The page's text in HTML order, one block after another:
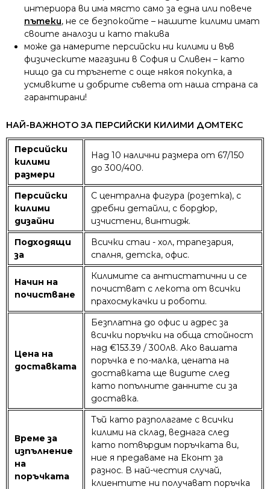
интериора ви има място само за една или повече
пътеки, не се безпокойте – нашите килими имат
своите аналози и като такива
може да намерите персийски ни килими и във
физическите магазини в София и Сливен – като
нищо да си тръгнете с още някоя покупка, а
усмивките и добрите съвета от наша страна са
гарантирани!
НАЙ-ВАЖНОТО ЗА ПЕРСИЙСКИ КИЛИМИ ДОМТЕКС
Персийски
килими
размери
Над 10 налични размера от 67/150
до 300/400.
Персийски
килими
дизайни
С централна фигура (розетка), с
дребни детайли, с бордюр,
изчистени, винтидж.
Подходящи
за
Всички стаи - хол, трапезария,
спалня, детска, офис.
Начин на
почистване
Килимите са антистатични и се
почистват с лекота от всички
прахосмукачки и роботи.
Цена на
доставката
Безплатна до офис и адрес за
всички поръчки на обща стойност
над €153.39 / 300лв. Ако вашата
поръчка е по-малка, цената на
доставката ще видите след
като попълните данните си за
доставка.
Време за
изпълнение
на
поръчката
Тъй като разполагаме с всички
килими на склад, веднага след
като потвърдим поръчката ви,
ние я предаваме на Еконт за
разнос. В най-честия случай,
клиентите ни получават поръчка